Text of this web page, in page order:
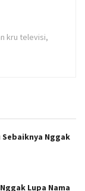
kru televisi,
Nggak
Lupa Nama